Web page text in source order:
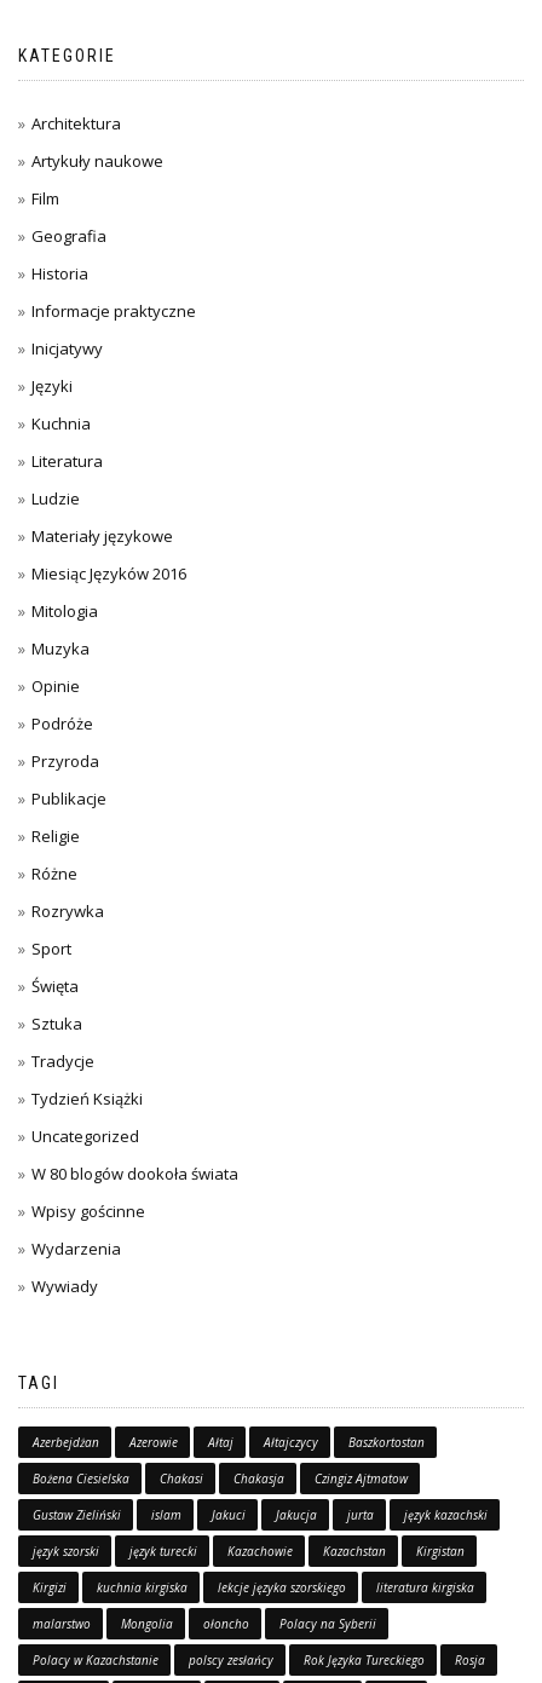
KATEGORIE
Architektura
Artykuły naukowe
Film
Geografia
Historia
Informacje praktyczne
Inicjatywy
Języki
Kuchnia
Literatura
Ludzie
Materiały językowe
Miesiąc Języków 2016
Mitologia
Muzyka
Opinie
Podróże
Przyroda
Publikacje
Religie
Różne
Rozrywka
Sport
Święta
Sztuka
Tradycje
Tydzień Książki
Uncategorized
W 80 blogów dookoła świata
Wpisy gościnne
Wydarzenia
Wywiady
TAGI
Azerbejdżan Azerowie Ałtaj Ałtajczycy Baszkortostan
Bożena Ciesielska Chakasi Chakasja Czingiz Ajtmatow
Gustaw Zieliński islam Jakuci Jakucja jurta język kazachski
język szorski język turecki Kazachowie Kazachstan Kirgistan
Kirgizi kuchnia kirgiska lekcje języka szorskiego literatura kirgiska
malarstwo Mongolia ołoncho Polacy na Syberii
Polacy w Kazachstanie polscy zesłańcy Rok Języka Tureckiego Rosja